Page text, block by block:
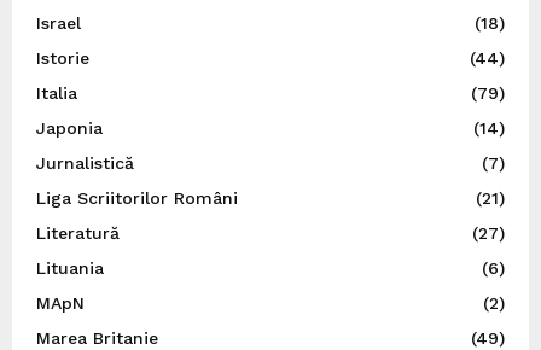
Israel
(18)
Istorie
(44)
Italia
(79)
Japonia
(14)
Jurnalistică
(7)
Liga Scriitorilor Români
(21)
Literatură
(27)
Lituania
(6)
MApN
(2)
Marea Britanie
(49)